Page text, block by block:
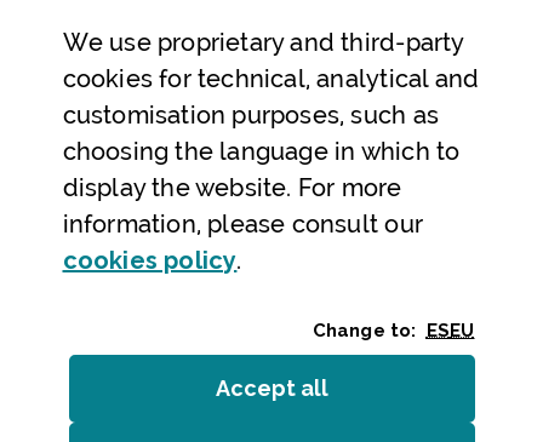
disponible en la web oficial de la Diputación Foral de
Bizkaia:www.bizkaia.eus/igeribideak
Home
Strategic lines
Raising the profile of sport
Bizkaia impulsa una comunidad de práctica de
We use proprietary and third-party
cookies for technical, analytical and
customisation purposes, such as
choosing the language in which to
display the website. For more
information, please consult our
cookies policy(Opens modal window)
.
Change to: ESEU
Accept all
cookies